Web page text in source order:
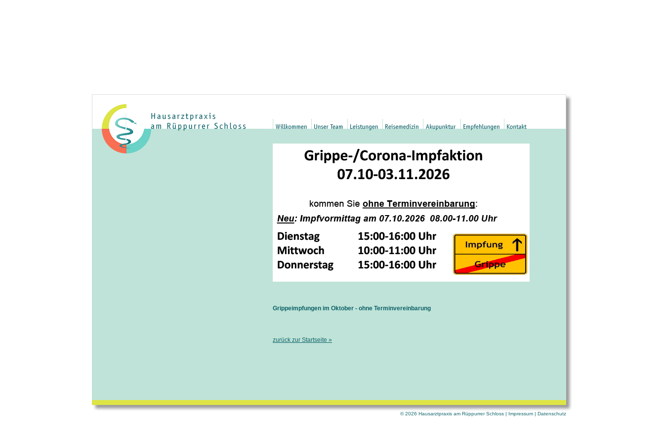
Grippeimpfungen im Oktober - ohne Terminvereinbarung
zurück zur Startseite »
© 2026 Hausarztpraxis am Rüppurrer Schloss | Impressum | Datenschutz